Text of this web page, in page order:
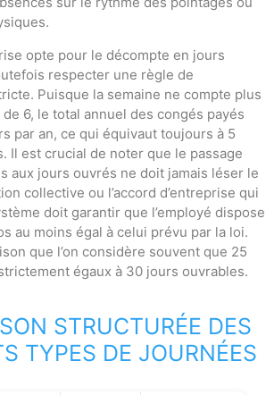
opte pour le décompte en jours
respecter une règle de
Puisque la semaine ne compte plus
6, le total annuel des congés payés
par an, ce qui équivaut toujours à 5
Il est crucial de noter que le passage
aux jours ouvrés ne doit jamais léser le
collective ou l’accord d’entreprise qui
doit garantir que l’employé dispose
au moins égal à celui prévu par la loi.
que l’on considère souvent que 25
égaux à 30 jours ouvrables.
STRUCTURÉE DES
TYPES DE JOURNÉES